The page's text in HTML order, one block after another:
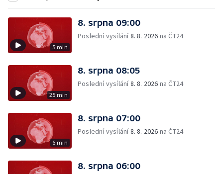
5 min
8. srpna 09:00
Poslední vysílání8. 8. 2026 na ČT24
25 min
8. srpna 08:05
Poslední vysílání8. 8. 2026 na ČT24
6 min
8. srpna 07:00
Poslední vysílání8. 8. 2026 na ČT24
8. srpna 06:00